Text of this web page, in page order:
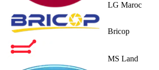
LG Maroc
Bricop
MS Land